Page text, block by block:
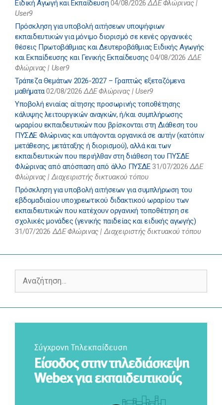
Ειδική Αγωγή και Εκπαίδευση 04/08/2026 ΔΔΕ Φλώρινας |
User9
Πρόσκληση για υποβολή αιτήσεων υποψήφιων
εκπαιδευτικών για μόνιμο διορισμό σε κενές οργανικές
θέσεις Πρωτοβάθμιας και Δευτεροβάθμιας Ειδικής Αγωγής
και Εκπαίδευσης και Γενικής Εκπαίδευσης 04/08/2026 ΔΔΕ
Φλώρινας | User9
Τράπεζα Θεμάτων 2026-2027 – Γραπτώς εξεταζόμενα
μαθήματα 02/08/2026 ΔΔΕ Φλώρινας | User9
Υποβολή ενιαίας αίτησης προσωρινής τοποθέτησης
κάλυψης λειτουργικών αναγκών, ή/και συμπλήρωσης
ωραρίου εκπαιδευτικών που βρίσκονται στη Διάθεση του
ΠΥΣΔΕ Φλώρινας και υπάγονται οργανικά σε αυτήν (κατόπιν
μετάθεσης, μετάταξης ή διορισμού), αλλά και των
εκπαιδευτικών που περιήλθαν στη διάθεση του ΠΥΣΔΕ
Φλώρινας από απόσπαση από άλλο ΠΥΣΔΕ 31/07/2026 ΔΔΕ
Φλώρινας | Διαχειριστής δικτυακού τόπου
Πρόσκληση για υποβολή αιτήσεων για συμπλήρωση του
εβδομαδιαίου υποχρεωτικού διδακτικού ωραρίου των
εκπαιδευτικών που κατέχουν οργανική τοποθέτηση σε
σχολικές μονάδες (γενικής παιδείας και ειδικής αγωγής)
31/07/2026 ΔΔΕ Φλώρινας | Διαχειριστής δικτυακού τόπου
για: